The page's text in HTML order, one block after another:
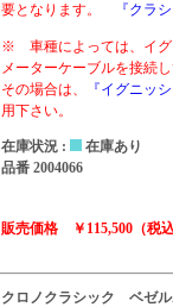
要となります。
『クラ
※ 車種によっては、イグ
メーターケーブルを接続
その場合は、
『イグニッ
用下さい。
在庫状況 :
在庫あり
品番 2004066
販売価格 ￥115,500（税込
クロノクラシック ベゼ